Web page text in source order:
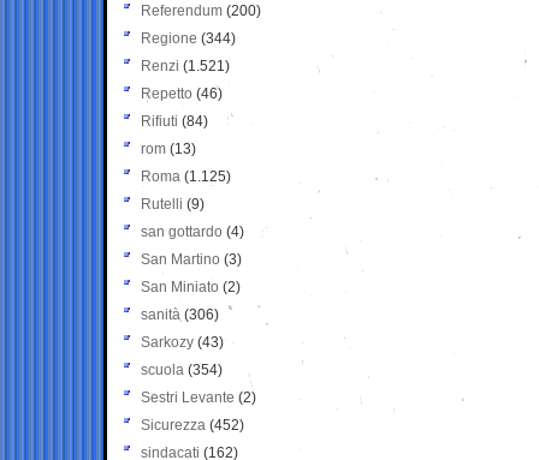
Referendum (200)
Regione (344)
Renzi (1.521)
Repetto (46)
Rifiuti (84)
rom (13)
Roma (1.125)
Rutelli (9)
san gottardo (4)
San Martino (3)
San Miniato (2)
sanità (306)
Sarkozy (43)
scuola (354)
Sestri Levante (2)
Sicurezza (452)
sindacati (162)